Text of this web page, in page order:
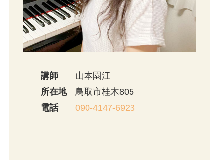
講師
山本園江
所在地
鳥取市桂木805
電話
090-4147-6923